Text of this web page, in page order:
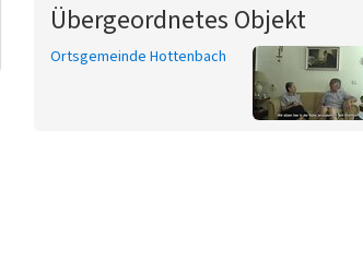
Übergeordnetes Objekt
Ortsgemeinde Hottenbach